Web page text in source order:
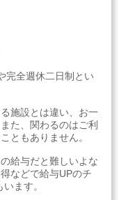
完全週休二日制とい
施設とは違い、お一
た、関わるのはご利
ともありません。
給与だと難しいよな
などで給与UPのチ
ます。